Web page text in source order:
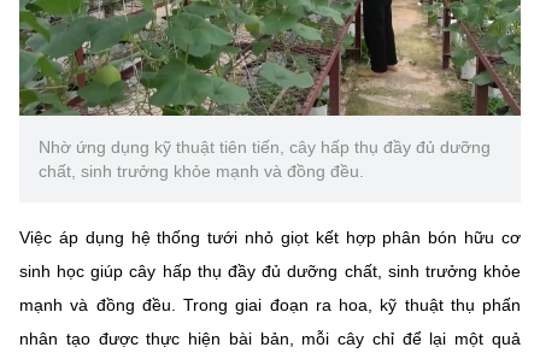
Giám đốc Trung tâm Truyền thông Khoa học và Công nghệ.
Liên hệ
Địa chỉ: Ban Biên tập Cổng TTĐT - 18 Nguyễn Du, TP. Hà Nội
Điện thoại: 024 3936 9506
Email:stc@mst.gov.vn
©2026 Bản quyền thuộc Bộ Khoa Học và Công Nghệ
(Ghi rõ nguồn "https://mst.gov.vn" khi phát hành lại thông tin từ
Nhờ ứng dụng kỹ thuật tiên tiến, cây hấp thụ đầy đủ dưỡng
chất, sinh trưởng khỏe mạnh và đồng đều.
Việc áp dụng hệ thống tưới nhỏ giọt kết hợp phân bón hữu cơ
sinh học giúp cây hấp thụ đầy đủ dưỡng chất, sinh trưởng khỏe
mạnh và đồng đều. Trong giai đoạn ra hoa, kỹ thuật thụ phấn
nhân tạo được thực hiện bài bản, mỗi cây chỉ để lại một quả